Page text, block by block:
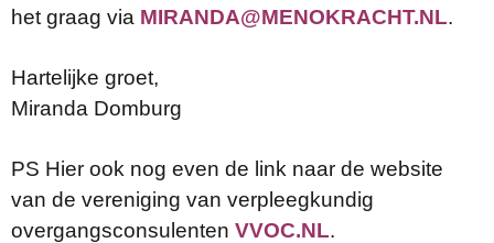
het graag via MIRANDA@MENOKRACHT.NL.
Hartelijke groet,
Miranda Domburg
PS Hier ook nog even de link naar de website
van de vereniging van verpleegkundig
overgangsconsulenten VVOC.NL.